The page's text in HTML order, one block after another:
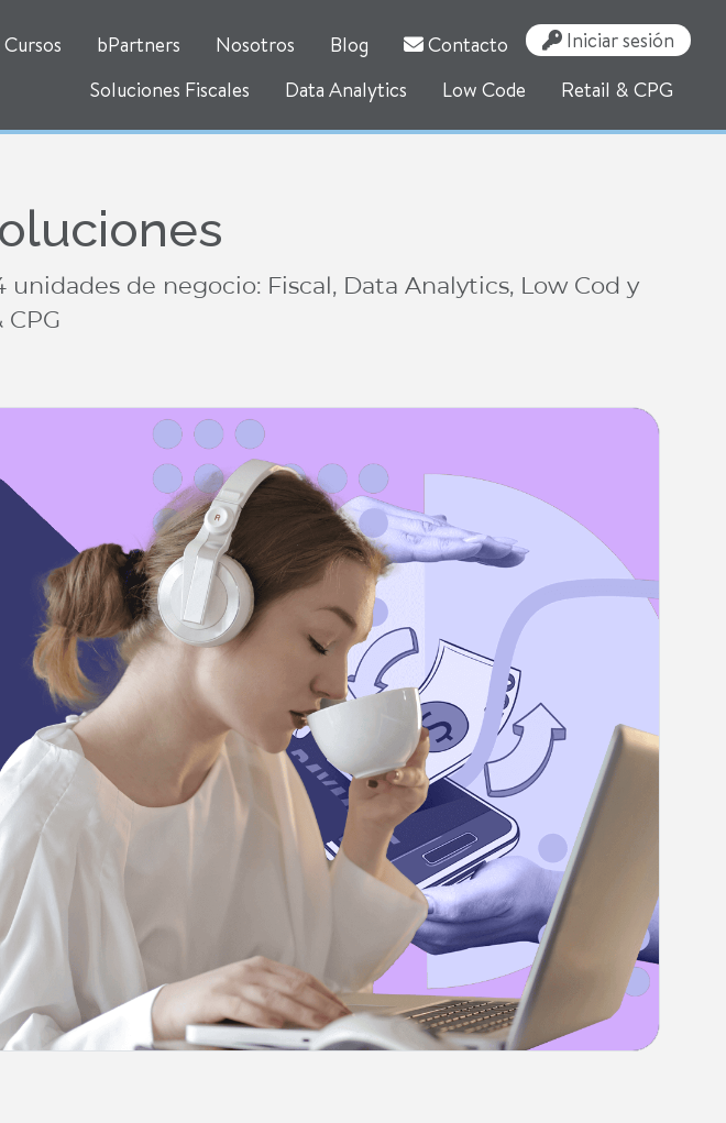
Cursos bPartners Nosotros Blog Contacto
Iniciar sesión
Soluciones Fiscales
Data Analytics Low Code Retail & CPG
de negocio: Fiscal, Data Analytics, Low Cod y
CPG